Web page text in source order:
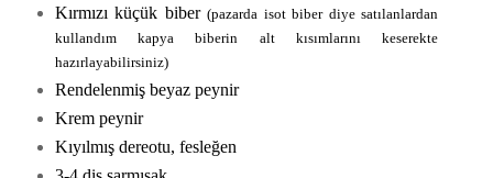
Kırmızı küçük biber(pazarda isot biber diye satılanlardan
kullandım kapya biberin alt kısımlarını keserekte
hazırlayabilirsiniz)
Rendelenmiş beyaz peynir
Krem peynir
Kıyılmış dereotu, fesleğen